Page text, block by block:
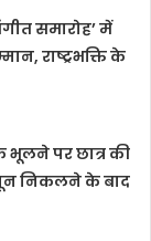
समारोह’ में
राष्ट्रभक्ति के
पर छात्र की
निकलने के बाद